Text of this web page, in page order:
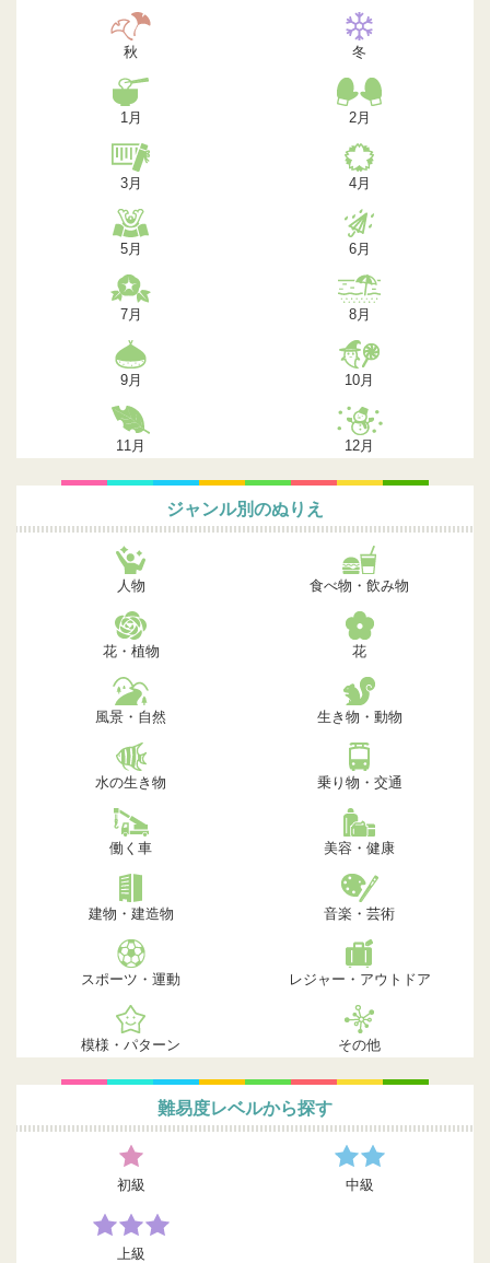
秋 冬
1月 2月
3月 4月
5月 6月
7月 8月
9月 10月
11月 12月
ジャンル別のぬりえ
人物 食べ物・飲み物
花・植物 花
風景・自然 生き物・動物
水の生き物 乗り物・交通
働く車 美容・健康
建物・建造物 音楽・芸術
スポーツ・運動 レジャー・アウトドア
模様・パターン その他
難易度レベルから探す
初級 中級
上級